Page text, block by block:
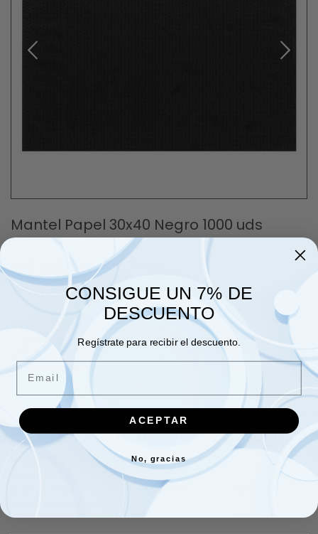
Mantel Papel 30x40 Negro 1000 uds
40,29 €
impuestos inc.
+
Manteles individuales 40g.
Manteles de papel
40 g/m²
Caja de 1000 manteles, embolsados a 500 unidades
CONSIGUE UN 7% DE
DESCUENTO
Regístrate para recibir el descuento.
ACEPTAR
No, gracias